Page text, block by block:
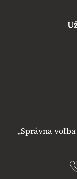
„Správna